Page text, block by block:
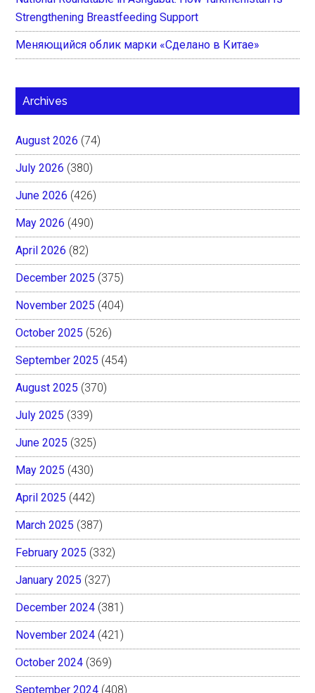
Strengthening Breastfeeding Support
Меняющийся облик марки «Сделано в Китае»
Archives
August 2026 (74)
July 2026 (380)
June 2026 (426)
May 2026 (490)
April 2026 (82)
December 2025 (375)
November 2025 (404)
October 2025 (526)
September 2025 (454)
August 2025 (370)
July 2025 (339)
June 2025 (325)
May 2025 (430)
April 2025 (442)
March 2025 (387)
February 2025 (332)
January 2025 (327)
December 2024 (381)
November 2024 (421)
October 2024 (369)
September 2024 (408)